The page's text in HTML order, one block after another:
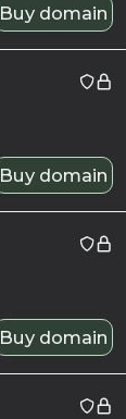
Buy domain
Buy domain
Buy domain